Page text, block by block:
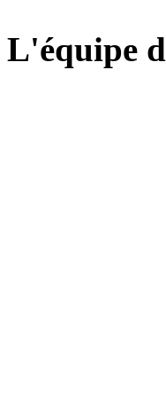
L'équipe